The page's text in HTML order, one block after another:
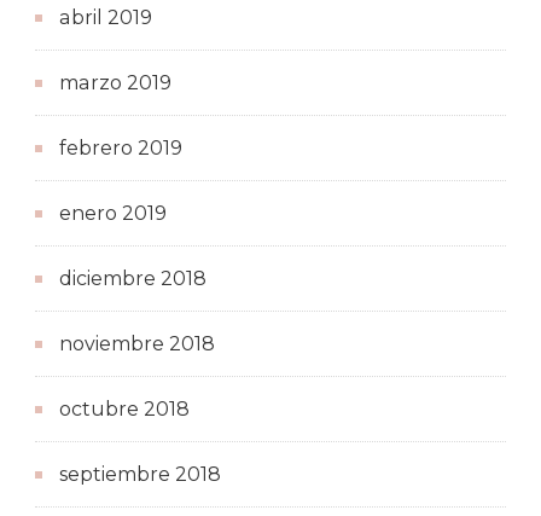
abril 2019
marzo 2019
febrero 2019
enero 2019
diciembre 2018
noviembre 2018
octubre 2018
septiembre 2018